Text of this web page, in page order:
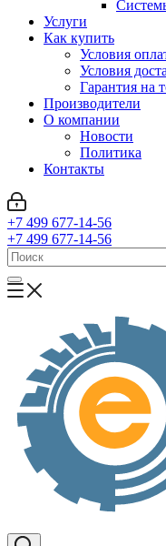
Услуги
Как купить
Условия
Условия
Гарантия на
Производители
О компании
Новости
Политика
Контакты
+7 499 677-14-56
+7 499 677-14-56